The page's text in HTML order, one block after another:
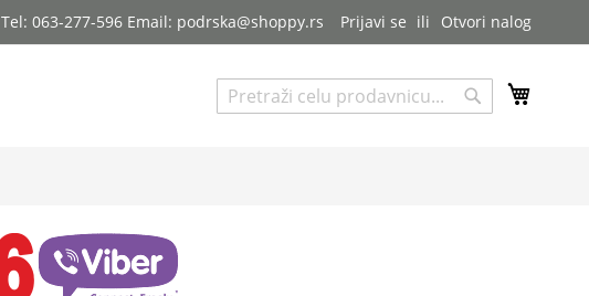
Tel: 063-277-596 Email: podrska@shoppy.rs Prijavi se Otvori nalog
Pretraga